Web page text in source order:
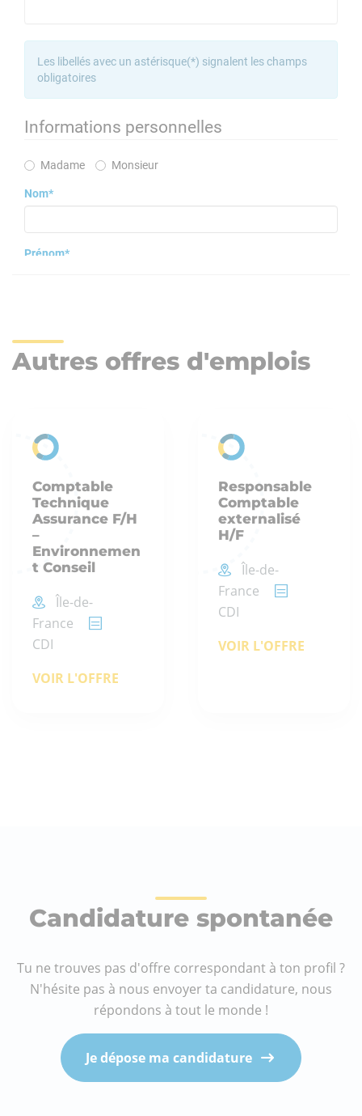
Autres offres d'emplois
Comptable
Technique
Assurance F/H
–
Environnemen
t Conseil
Île-de-
France
CDI
VOIR L'OFFRE
Responsable
Comptable
externalisé
H/F
Île-de-
France
CDI
VOIR L'OFFRE
Candidature spontanée
Tu ne trouves pas d'offre correspondant à ton profil ?
N'hésite pas à nous envoyer ta candidature, nous
répondons à tout le monde !
Je dépose ma candidature